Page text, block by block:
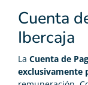
Cuenta
Ibercaja
La Cuenta de
exclusivamente